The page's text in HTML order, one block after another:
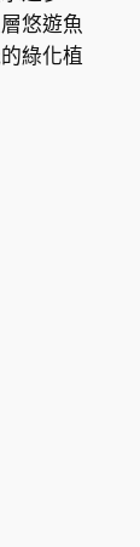
悠遊魚
綠化植